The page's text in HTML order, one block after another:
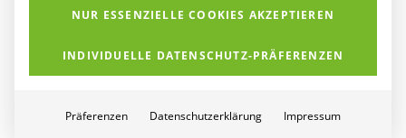
der Champions Gala in
Mit über 600 Gästen war die Erich-Göpfert-
NUR ESSENZIELLE COOKIES AKZEPTIEREN
INDIVIDUELLE DATENSCHUTZ-PRÄFERENZEN
Präferenzen Datenschutzerklärung Impressum